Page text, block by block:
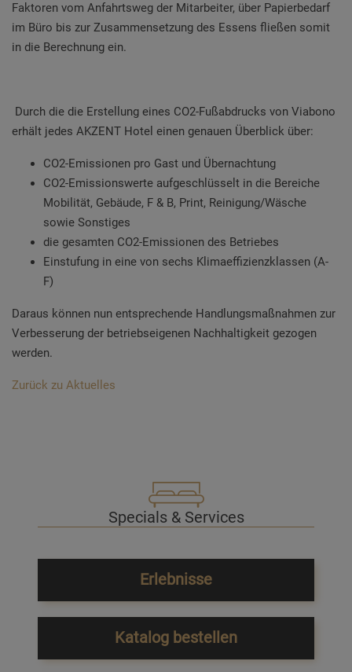
Faktoren vom Anfahrtsweg der Mitarbeiter, über Papierbedarf
im Büro bis zur Zusammensetzung des Essens fließen somit
in die Berechnung ein.
Durch die die Erstellung eines CO2-Fußabdrucks von Viabono
erhält jedes AKZENT Hotel einen genauen Überblick über:
CO2-Emissionen pro Gast und Übernachtung
CO2-Emissionswerte aufgeschlüsselt in die Bereiche
Mobilität, Gebäude, F & B, Print, Reinigung/Wäsche
sowie Sonstiges
die gesamten CO2-Emissionen des Betriebes
Einstufung in eine von sechs Klimaeffizienzklassen (A-
F)
Daraus können nun entsprechende Handlungsmaßnahmen zur
Verbesserung der betriebseigenen Nachhaltigkeit gezogen
werden.
Zurück zu Aktuelles
Specials & Services
Erlebnisse
Katalog bestellen